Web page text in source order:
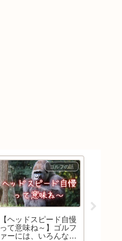
ゴルフの話
【ヘッドスピード自慢
って意味ね～】ゴルフ
ァーには、いろんな自